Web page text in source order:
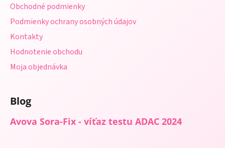
Obchodné podmienky
Podmienky ochrany osobných údajov
Kontakty
Hodnotenie obchodu
Moja objednávka
Blog
Avova Sora-Fix - víťaz testu ADAC 2024